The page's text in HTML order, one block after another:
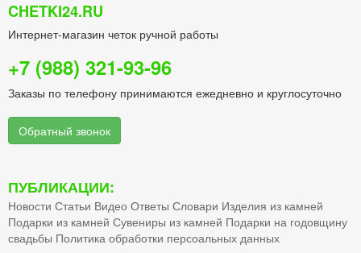
CHETKI24.RU
Интернет-магазин четок ручной работы
+7 (988) 321-93-96
Заказы по телефону принимаются ежедневно и круглосуточно
Обратный звонок
ПУБЛИКАЦИИ:
Новости Статьи Видео Ответы Словари Изделия из камней
Подарки из камней Сувениры из камней Подарки на годовщину
свадьбы Политика обработки персоальных данных